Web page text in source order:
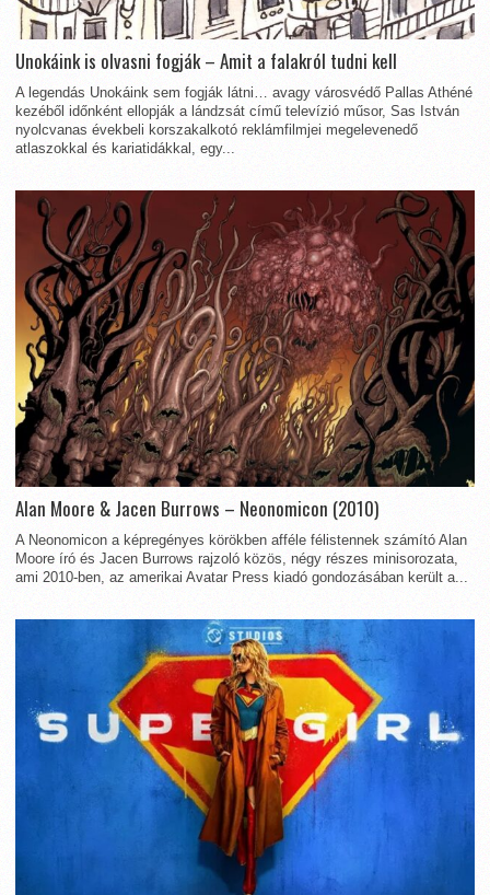
Unokáink is olvasni fogják – Amit a falakról tudni kell
A legendás Unokáink sem fogják látni… avagy városvédő Pallas Athéné
kezéből időnként ellopják a lándzsát című televízió műsor, Sas István
nyolcvanas évekbeli korszakalkotó reklámfilmjei megelevenedő
atlaszokkal és kariatidákkal, egy...
Alan Moore & Jacen Burrows – Neonomicon (2010)
A Neonomicon a képregényes körökben afféle félistennek számító Alan
Moore író és Jacen Burrows rajzoló közös, négy részes minisorozata,
ami 2010-ben, az amerikai Avatar Press kiadó gondozásában került a...